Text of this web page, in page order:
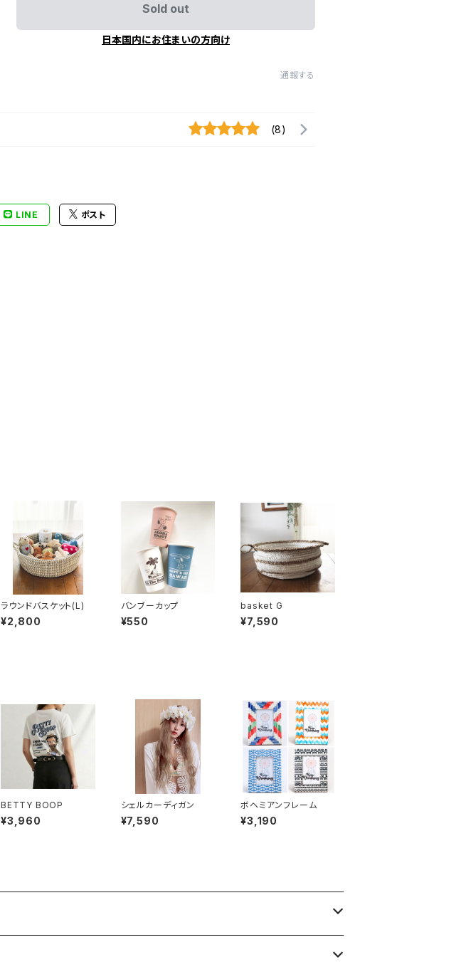
Sold out
日本国内にお住まいの方向け
通報する
(8)
LINE ポスト
ラウンドバスケット(L)
¥2,800
バンブーカップ
¥550
basket G
¥7,590
BETTY BOOP
¥3,960
シェルカーディガン
¥7,590
ボヘミアンフレーム
¥3,190